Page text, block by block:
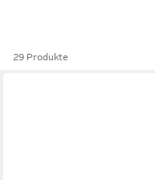
29 Produkte